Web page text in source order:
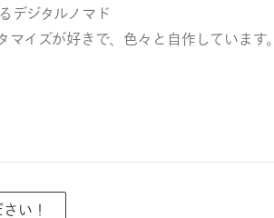
デジタルノマド
マイズが好きで、色々と自作しています。
い！